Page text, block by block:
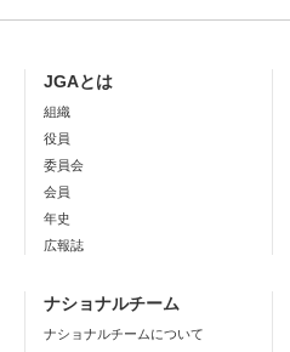
JGAとは
組織
役員
委員会
会員
年史
広報誌
ナショナルチーム
ナショナルチームについて